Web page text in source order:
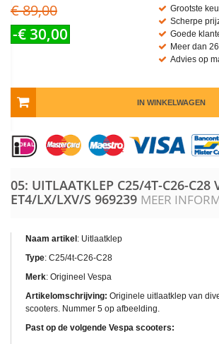
€ 89,00
-€ 30,00
Grootste
Scherpe
Goede
Meer dan
Advies op
IN WINKELWAGEN
05: UITLAATKLEP C25/4T-C26-C28
ET4/LX/LXV/S 969239 MEER
Naam artikel : Uitlaatklep
Type: C25/4t-C26-C28
Merk: Origineel Vespa
Artikelomschrijving: Originele uitlaatklep van
scooters. Nummer 5 op afbeelding.
Past op de volgende Vespa scooters: